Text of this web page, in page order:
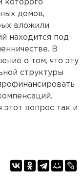
которого
домов,
вложили
находится под
В
о том, что эту
структуры
вопрос так и